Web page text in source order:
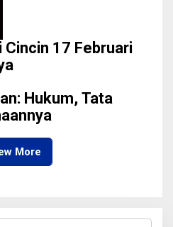
Cincin 17 Februari
Hukum, Tata
More